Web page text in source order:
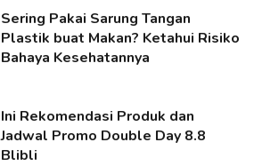
Sering Pakai Sarung Tangan
Plastik buat Makan? Ketahui Risiko
Bahaya Kesehatannya
Ini Rekomendasi Produk dan
Jadwal Promo Double Day 8.8
Blibli